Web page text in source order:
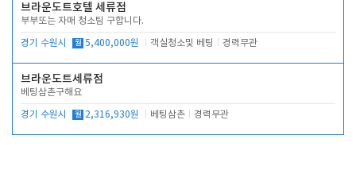
브라운도트호텔 세류점
부부또는 자매 청소팀 구합니다.
경기 수원시 월 5,400,000원 객실청소및 베팅 경력무관
브라운도트세류점
베팅삼촌구해요
경기 수원시 월 2,316,930원 베팅삼촌 경력무관